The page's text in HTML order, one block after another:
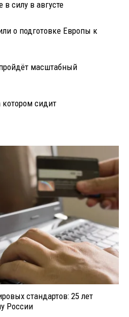
силу в августе
о подготовке Европы к
масштабный
котором сидит
стандартов: 25 лет
России